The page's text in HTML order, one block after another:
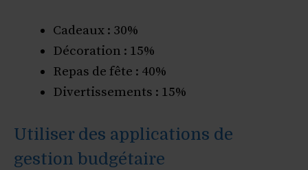
Cadeaux : 30%
Décoration : 15%
Repas de fête : 40%
Divertissements : 15%
Utiliser des applications de
gestion budgétaire